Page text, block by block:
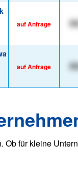
auf Anfrage
auf Anfrage
für kleine